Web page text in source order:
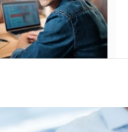
відкритих дверей